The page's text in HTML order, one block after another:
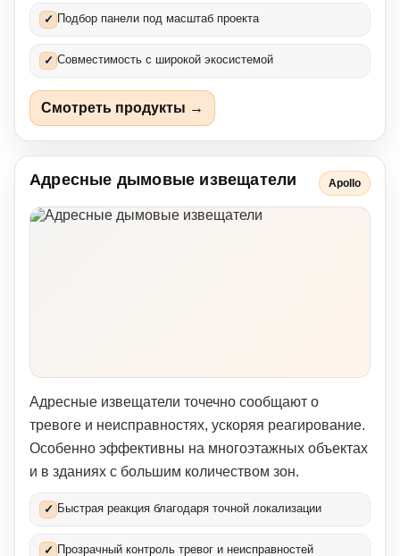
✓ Подбор панели под масштаб проекта
✓ Совместимость с широкой экосистемой
Смотреть продукты →
Адресные дымовые извещатели Apollo
Адресные извещатели точечно сообщают о
тревоге и неисправностях, ускоряя реагирование.
Особенно эффективны на многоэтажных объектах
и в зданиях с большим количеством зон.
✓ Быстрая реакция благодаря точной локализации
✓ Прозрачный контроль тревог и неисправностей